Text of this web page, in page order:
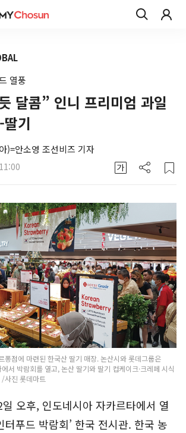
열풍
달콤” 인니 프리미엄 과일
기
)=안소영 조선비즈 기자
퐁점에 마련된 한국산 딸기 매장. 논산시와 롯데그룹은
서 박람회를 열고, 논산 딸기와 딸기 컵케이크·크레페 시식
사진 롯데마트
오후, 인도네시아 자카르타에서 열
터푸드 박람회’ 한국 전시관. 한국 농